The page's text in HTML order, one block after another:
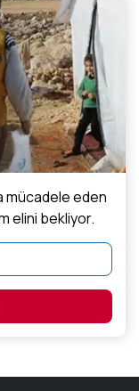
mücadele eden
elini bekliyor.